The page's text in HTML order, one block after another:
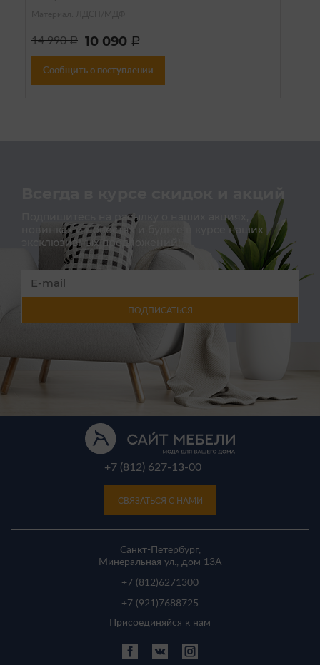
14 990a 10 090 a
Сообщить о поступлении
Всегда в курсе скидок и акций
Подпишитесь на расылку о наших акциях,
новинках и новостях и будьте в курсе наших
эксклюзивных предложений!
ПОДПИСАТЬСЯ
+7 (812) 627-13-00
СВЯЗАТЬСЯ С НАМИ
Санкт-Петербург,
Минеральная ул., дом 13A
+7 (812)6271300
+7 (921) 7688725
Присоединяйся к нам